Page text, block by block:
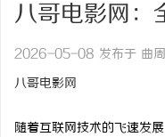
八哥电影网：
2026-05-08 发布于 曲
八哥电影网
随着互联网技术的飞速发